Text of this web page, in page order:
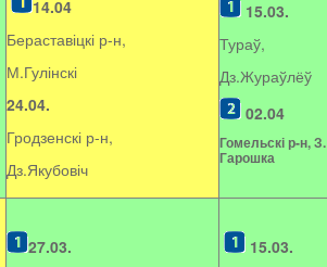
14.04
Бераставіцкі р-н,
М.Гулінскі
24.04.
Гродзенскі р-н,
Дз.Якубовіч
15.03.
Тураў,
Дз.Жураўлёў
02.04
Гомельскі р-н, З.
Гарошка
27.03.
15.03.